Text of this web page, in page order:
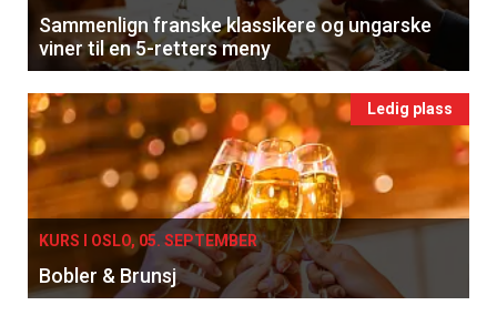
Sammenlign franske klassikere og ungarske
viner til en 5-retters meny
Ledig plass
KURS I OSLO, 05. SEPTEMBER
Bobler & Brunsj